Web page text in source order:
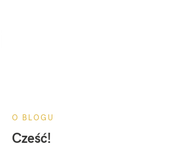
O BLOGU
Cześć!